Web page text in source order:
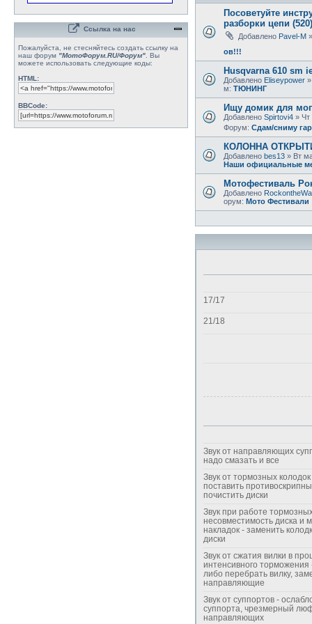
Посоветуйте
разборки цепи (520)
Добавлено Pavel-M
ов!!!
Husqvarna 610 sm
Добавлено Eliseypower
м: ТЮНИНГ
Ищу домик для
Добавлено Spirtovi4 » Чт
Форум: Сдам/сниму
КОЛОННА
Добавлено bes13 » Вт
Наши официальные
Мотофестиваль
Добавлено
орум: Мото Фестивали
17/17
21/18
Звук от направляющих
надо смазать и все
Звук от тормозных
поставить
почистить диски
Звук при работе
несовместимость диска и
накладок - заменить
диски
Звук от сжатия вилки в
интенсивного торможения
либо перебрать вилку,
направляющие
Звук от суппортов -
суппорта, чрезмерный
направляющих
Ссылка на нас
Пожалуйста, не стесняйтесь создать ссылку на
наш форум "МотоФорум.RU/Форум" . Вы
можете использовать следующие коды:
HTML:
BBCode: